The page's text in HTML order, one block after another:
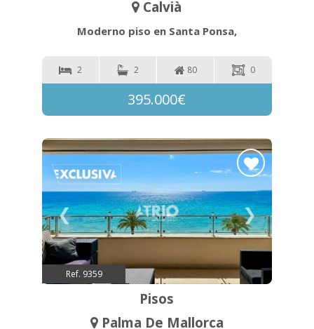
Calvià
Moderno piso en Santa Ponsa,
2 2 80 0
395.000€
❮ ❯
Ref. 9359
Pisos
Palma De Mallorca